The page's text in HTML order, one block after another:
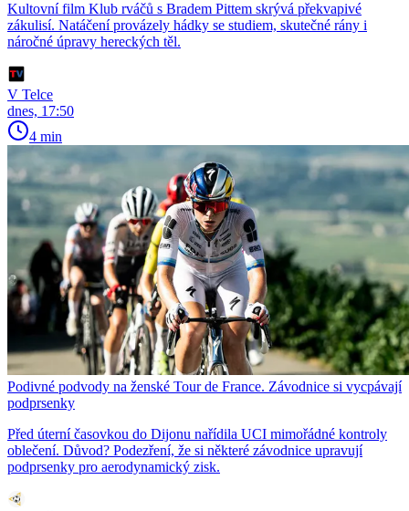
Kultovní film Klub rváčů s Bradem Pittem skrývá překvapivé
zákulisí. Natáčení provázely hádky se studiem, skutečné rány i
náročné úpravy hereckých těl.
V Telce
dnes, 17:50
4 min
Podivné podvody na ženské Tour de France. Závodnice si vycpávají
podprsenky
Před úterní časovkou do Dijonu nařídila UCI mimořádné kontroly
oblečení. Důvod? Podezření, že si některé závodnice upravují
podprsenky pro aerodynamický zisk.